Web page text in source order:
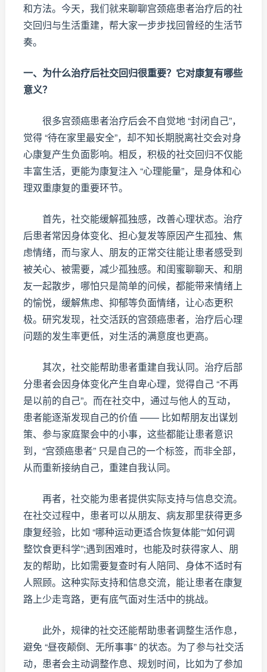
和方法。今天，我们就来聊聊宫颈癌患者治疗后的社
交回归与生活重建，帮大家一步步找回曾经的生活节
奏。
一、为什么治疗后社交回归很重要？它对康复有哪些
意义？
很多宫颈癌患者治疗后会不自觉地 “封闭自己”，
觉得 “待在家里最安全”，却不知长期脱离社交会对身
心康复产生负面影响。相反，积极的社交回归不仅能
丰富生活，更能为康复注入 “心理能量”，是身体和心
理双重康复的重要环节。
首先，社交能缓解孤独感，改善心理状态。治疗
后患者常因身体变化、担心复发等原因产生孤独、焦
虑情绪，而与家人、朋友的正常交往能让患者感受到
被关心、被需要，减少孤独感。和闺蜜聊聊天、和朋
友一起散步，哪怕只是简单的问候，都能带来情绪上
的愉悦，缓解焦虑、抑郁等负面情绪，让心态更积
极。研究发现，社交活跃的宫颈癌患者，治疗后心理
问题的发生率更低，对生活的满意度也更高。
其次，社交能帮助患者重建自我认同。治疗后部
分患者会因身体变化产生自卑心理，觉得自己 “不再
是以前的自己”。而在社交中，通过与他人的互动，
患者能逐渐发现自己的价值 —— 比如帮朋友出谋划
策、参与家庭聚会中的小事，这些都能让患者意识
到，“宫颈癌患者” 只是自己的一个标签，而非全部，
从而重新接纳自己，重建自我认同。
再者，社交能为患者提供实际支持与信息交流。
在社交过程中，患者可以从朋友、病友那里获得更多
康复经验，比如 “哪种运动更适合恢复体能”“如何调
整饮食更科学”;遇到困难时，也能及时获得家人、朋
友的帮助，比如需要复查时有人陪同、身体不适时有
人照顾。这种实际支持和信息交流，能让患者在康复
路上少走弯路，更有底气面对生活中的挑战。
此外，规律的社交还能帮助患者调整生活作息，
避免 “昼夜颠倒、无所事事” 的状态。为了参与社交活
动，患者会主动调整作息、规划时间，比如为了参加